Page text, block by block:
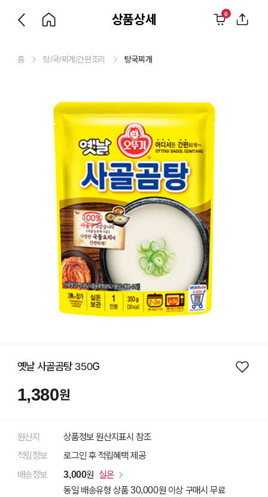
상품상세 0
홈 탕/국/찌개/간편조리 탕국찌개
옛날 사골곰탕 350G
1,380원
원산지
상품정보 원산지표시 참조
적립정보
로그인 후 적립혜택 제공
배송정보
3,000원 실온
동일 배송유형 상품 30,000원 이상 구매시 무료